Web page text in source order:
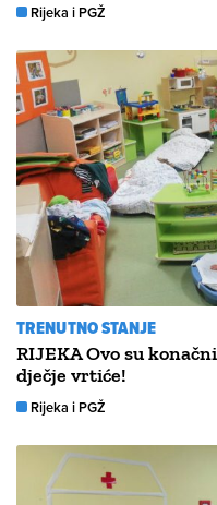
Rijeka i PGŽ
TRENUTNO STANJE
RIJEKA Ovo su
dječje vrtiće!
Rijeka i PGŽ